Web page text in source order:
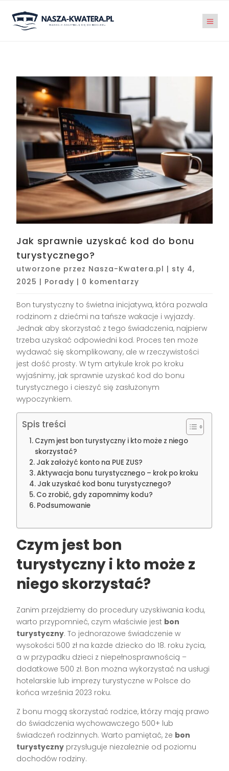
Jak sprawnie uzyskać kod do bonu
turystycznego?
utworzone przez Nasza-Kwatera.pl | sty 4,
2025 | Porady | 0 komentarzy
Bon turystyczny to świetna inicjatywa, która pozwala
rodzinom z dziećmi na tańsze wakacje i wyjazdy.
Jednak aby skorzystać z tego świadczenia, najpierw
trzeba uzyskać odpowiedni kod. Proces ten może
wydawać się skomplikowany, ale w rzeczywistości
jest dość prosty. W tym artykule krok po kroku
wyjaśnimy, jak sprawnie uzyskać kod do bonu
turystycznego i cieszyć się zasłużonym
wypoczynkiem.
Spis treści
Czym jest bon turystyczny i kto może z niego
skorzystać?
Jak założyć konto na PUE ZUS?
Aktywacja bonu turystycznego – krok po kroku
Jak uzyskać kod bonu turystycznego?
Co zrobić, gdy zapomnimy kodu?
Podsumowanie
Czym jest bon
turystyczny i kto może z
niego skorzystać?
Zanim przejdziemy do procedury uzyskiwania kodu,
warto przypomnieć, czym właściwie jest bon
turystyczny. To jednorazowe świadczenie w
wysokości 500 zł na każde dziecko do 18. roku życia,
a w przypadku dzieci z niepełnosprawnością –
dodatkowe 500 zł. Bon można wykorzystać na usługi
hotelarskie lub imprezy turystyczne w Polsce do
końca września 2023 roku.
Z bonu mogą skorzystać rodzice, którzy mają prawo
do świadczenia wychowawczego 500+ lub
świadczeń rodzinnych. Warto pamiętać, że bon
turystyczny przysługuje niezależnie od poziomu
dochodów rodziny.